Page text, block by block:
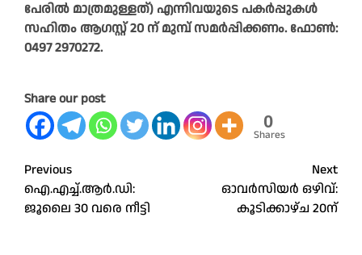
പേരിൽ മാത്രമുള്ളത്) എന്നിവയുടെ പകർപ്പുകൾ
സഹിതം ആഗസ്റ്റ് 20 ന് മുമ്പ് സമർപ്പിക്കണം. ഫോൺ:
0497 2970272.
Share our post
0
Shares
Post
navigation
Previous
ഐ.എച്ച്.ആർ.ഡി:
ജൂലൈ 30 വരെ നീട്ടി
Next
ഓവർസിയർ ഒഴിവ്:
കൂടിക്കാഴ്ച 20ന്